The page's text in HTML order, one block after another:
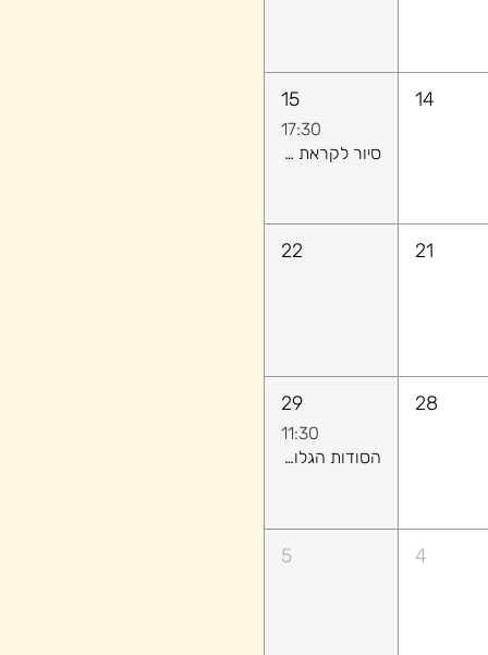
14
15
17:30
סיור לקראת שקיעה ​- לגלות יחד את הקסם של יפו העתיקה
21
22
28
29
11:30
הסודות הגלויים: איך לקרוא אנשים (ולהשיג מה שרוצים) בלי לומר מילה
4
5